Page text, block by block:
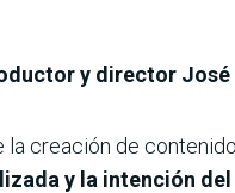
y director José
la creación de
y la intención